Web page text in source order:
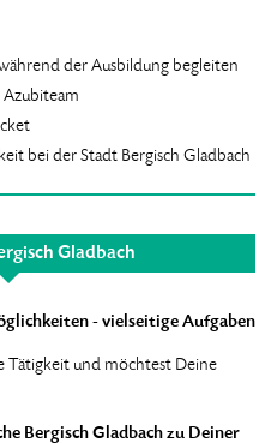
der Ausbildung begleiten
bei der Stadt Bergisch Gladbach
Gladbach
- vielseitige Aufgaben
Tätigkeit und möchtest Deine
Bergisch Gladbach zu Deiner